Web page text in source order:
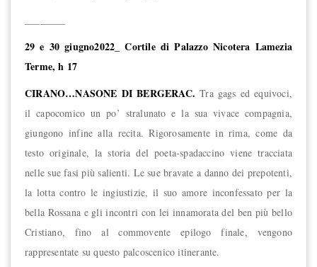
29 e 30 giugno2022_ Cortile di Palazzo Nicotera Lamezia
Terme, h 17
CIRANO…NASONE DI BERGERAC.Tra gags ed equivoci,
il capocomico un po’ stralunato e la sua vivace compagnia,
giungono infine alla recita. Rigorosamente in rima, come da
testo originale, la storia del poeta-spadaccino viene tracciata
nelle sue fasi più salienti. Le sue bravate a danno dei prepotenti,
la lotta contro le ingiustizie, il suo amore inconfessato per la
bella Rossana e gli incontri con lei innamorata del ben più bello
Cristiano, fino al commovente epilogo finale, vengono
rappresentate su questo palcoscenico itinerante.